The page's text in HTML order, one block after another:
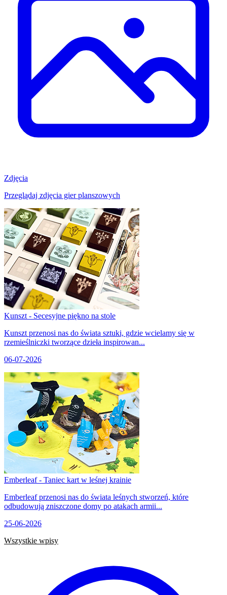
Zdjęcia
Przeglądaj zdjęcia gier planszowych
Kunszt - Secesyjne piękno na stole
Kunszt przenosi nas do świata sztuki, gdzie wcielamy się w
rzemieślniczki tworzące dzieła inspirowan...
06-07-2026
Emberleaf - Taniec kart w leśnej krainie
Emberleaf przenosi nas do świata leśnych stworzeń, które
odbudowują zniszczone domy po atakach armii...
25-06-2026
Wszystkie wpisy